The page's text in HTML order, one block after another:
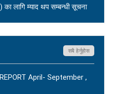
लागि म्याद थप सम्बन्धी सूचना
सबै हेर्नुहोस
April- September ,